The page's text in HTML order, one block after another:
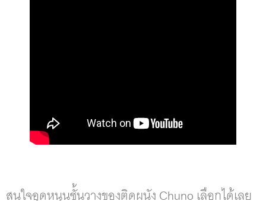
สนใจอุดหนุนชั้นวางของติดผนัง Chuno เลือกได้เลย